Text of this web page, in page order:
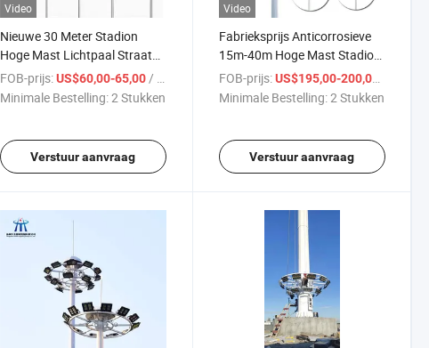
Video
Nieuwe 30 Meter Stadion
Hoge Mast Lichtpaal Straat
Hoge Lichtpaal
FOB-prijs: US$60,00-65,00/ Stuk
Minimale Bestelling:2 Stukken
Verstuur aanvraag
Video
Fabrieksprijs Anticorrosieve
15m-40m Hoge Mast Stadion
Straatlamp Verlichtingspaal
Post
FOB-prijs: US$195,00-200,00
Minimale Bestelling:2 Stukken
Verstuur aanvraag